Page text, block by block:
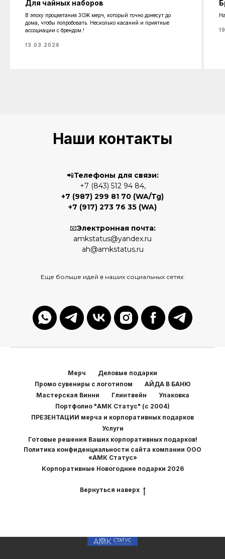
Для чайных наборов
В эпоху процветания ЗОЖ мерч, который точно донесут до
дома, чтобы попробовать. Несколько касаний и приятные
ассоциации с брендом.!
13.03.2026
Наши контакты
📲Телефоны для связи:
+7 (843) 512 94 84,
+7 (987) 299 81 70 (WA/Tg)
+7 (917) 273 76 35 (WA)
📧Электронная почта:
amkstatus@yandex.ru
ah@amkstatus.ru
Еще больше идей в наших социальных сетях:
Мерч
Деловые подарки
Промо сувениры с логотипом
АЙДА В БАНЮ
Мастерская Винни
Глинтвейн
Упаковка
Портфолио "АМК Статус" (с 2004)
ПРЕЗЕНТАЦИИ мерча и корпоративных подарков
Услуги
Готовые решения Ваших корпоративных подарков!
Политика конфиденциальности сайта компании ООО
«АМК Статус»
Корпоративные Новогодние подарки 2026
Вернуться наверх